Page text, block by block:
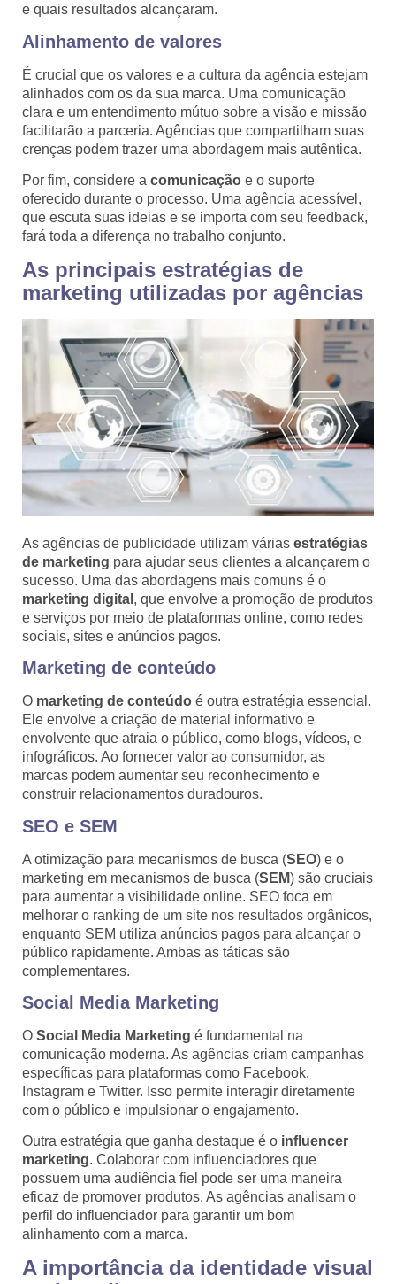
e quais resultados alcançaram.
Alinhamento de valores
É crucial que os valores e a cultura da agência estejam
alinhados com os da sua marca. Uma comunicação
clara e um entendimento mútuo sobre a visão e missão
facilitarão a parceria. Agências que compartilham suas
crenças podem trazer uma abordagem mais autêntica.
Por fim, considere a comunicação e o suporte
oferecido durante o processo. Uma agência acessível,
que escuta suas ideias e se importa com seu feedback,
fará toda a diferença no trabalho conjunto.
As principais estratégias de
marketing utilizadas por agências
As agências de publicidade utilizam várias estratégias
de marketing para ajudar seus clientes a alcançarem o
sucesso. Uma das abordagens mais comuns é o
marketing digital , que envolve a promoção de produtos
e serviços por meio de plataformas online, como redes
sociais, sites e anúncios pagos.
Marketing de conteúdo
O marketing de conteúdo é outra estratégia essencial.
Ele envolve a criação de material informativo e
envolvente que atraia o público, como blogs, vídeos, e
infográficos. Ao fornecer valor ao consumidor, as
marcas podem aumentar seu reconhecimento e
construir relacionamentos duradouros.
SEO e SEM
A otimização para mecanismos de busca (SEO) e o
marketing em mecanismos de busca (SEM) são cruciais
para aumentar a visibilidade online. SEO foca em
melhorar o ranking de um site nos resultados orgânicos,
enquanto SEM utiliza anúncios pagos para alcançar o
público rapidamente. Ambas as táticas são
complementares.
Social Media Marketing
O Social Media Marketing é fundamental na
comunicação moderna. As agências criam campanhas
específicas para plataformas como Facebook,
Instagram e Twitter. Isso permite interagir diretamente
com o público e impulsionar o engajamento.
Outra estratégia que ganha destaque é o influencer
marketing. Colaborar com influenciadores que
possuem uma audiência fiel pode ser uma maneira
eficaz de promover produtos. As agências analisam o
perfil do influenciador para garantir um bom
alinhamento com a marca.
A importância da identidade visual